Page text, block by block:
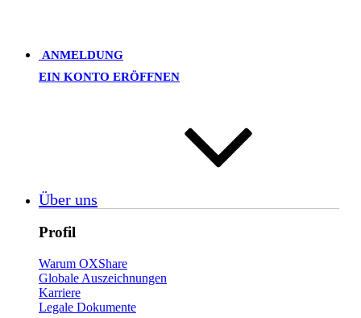
ANMELDUNG
EIN KONTO ERÖFFNEN
Über uns
Profil
Warum OXShare
Globale Auszeichnungen
Karriere
Legale Dokumente